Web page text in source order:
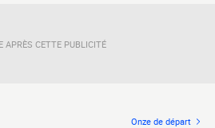
APRÈS CETTE PUBLICITÉ
Onze de départ